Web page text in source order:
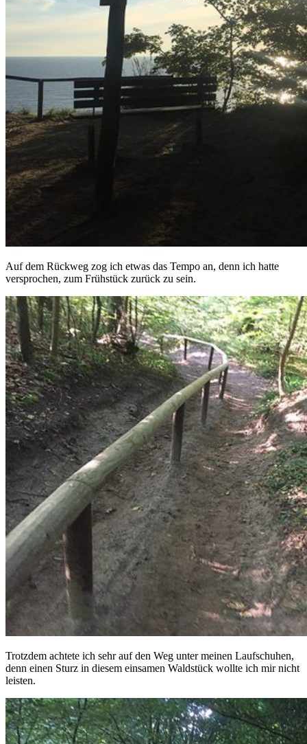
Auf dem Rückweg zog ich etwas das Tempo an, denn ich hatte
versprochen, zum Frühstück zurück zu sein.
Trotzdem achtete ich sehr auf den Weg unter meinen Laufschuhen,
denn einen Sturz in diesem einsamen Waldstück wollte ich mir nicht
leisten.